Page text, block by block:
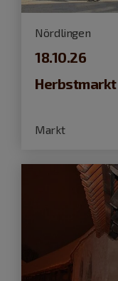
Nördlingen
18.10.26
Herbstmarkt
Markt